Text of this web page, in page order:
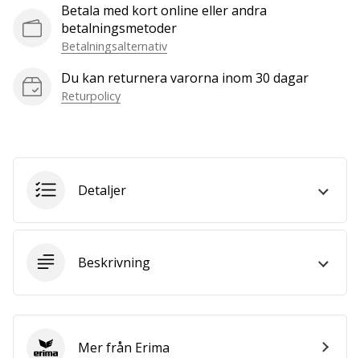
chansen
att tjäna
pengar.
med
Visa
artiklar
Betala med kort online eller andra
betalningsmetoder
Betalningsalternativ
Du kan returnera varorna inom 30 dagar
Returpolicy
Detaljer
Beskrivning
Mer från Erima